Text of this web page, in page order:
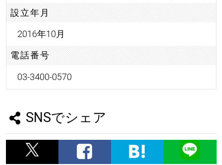
設立年月
2016年10月
電話番号
03-3400-0570
SNSでシェア